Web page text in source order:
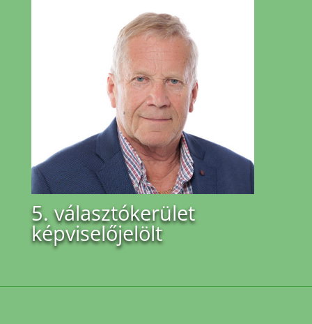
5. választókerület
képviselőjelölt